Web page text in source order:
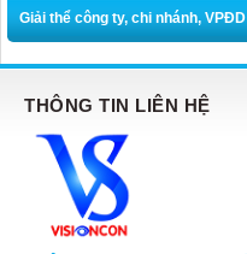
Giải thể công ty, chi nhánh, VPĐD
THÔNG TIN LIÊN HỆ